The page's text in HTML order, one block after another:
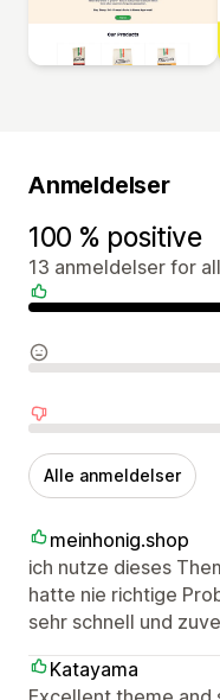
Anmeldelser
100 % positive
13 anmeldelser for
Positive anmeldelser
Neutrale anmeldelser
Negative anmeldelser
Alle anmeldelser
meinhonig.shop
ich nutze dieses
hatte nie richtige
sehr schnell und
Katayama